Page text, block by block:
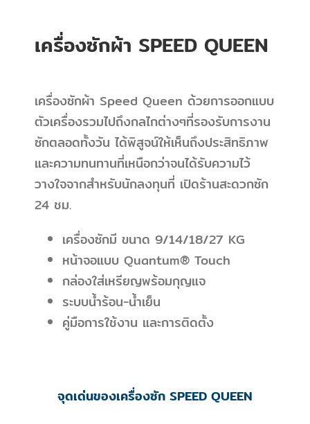
เครื่องซักผ้า SPEED QUEEN
เครื่องซักผ้า Speed Queen ด้วยการออกแบบ
ตัวเครื่องรวมไปถึงกลไกต่างๆที่รองรับการงาน
ซักตลอดทั้งวัน ได้พิสูจน์ให้เห็นถึงประสิทธิภาพ
และความทนทานที่เหนือกว่าจนได้รับความไว้
วางใจจากสำหรับนักลงทุนที่ เปิดร้านสะดวกซัก
24 ชม.
เครื่องซักมี ขนาด 9/14/18/27 KG
หน้าจอแบบ Quantum® Touch
กล่องใส่เหรียญพร้อมกุญแจ
ระบบน้ำร้อน-น้ำเย็น
คู่มือการใช้งาน และการติดตั้ง
จุดเด่นของเครื่องซัก SPEED QUEEN